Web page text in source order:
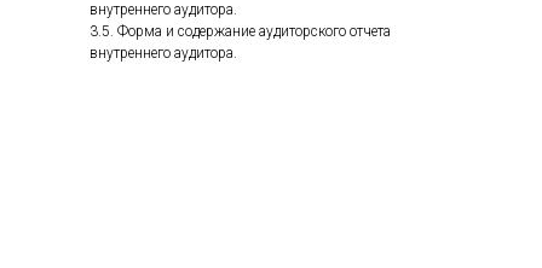
внутреннего аудитора.
3.5. Форма и содержание аудиторского отчета
внутреннего аудитора.